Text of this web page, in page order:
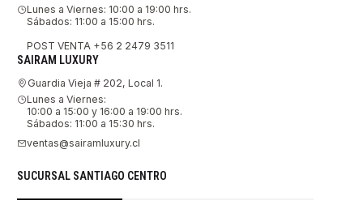
Lunes a Viernes: 10:00 a 19:00 hrs.
Sábados: 11:00 a 15:00 hrs.
POST VENTA +56 2 2479 3511
SAIRAM LUXURY
Guardia Vieja # 202, Local 1.
Lunes a Viernes:
10:00 a 15:00 y 16:00 a 19:00 hrs.
Sábados: 11:00 a 15:30 hrs.
ventas@sairamluxury.cl
SUCURSAL SANTIAGO CENTRO